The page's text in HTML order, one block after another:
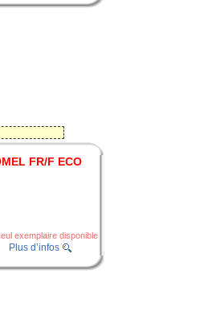
FR/F ECO
exemplaire disponible
Plus d’infos